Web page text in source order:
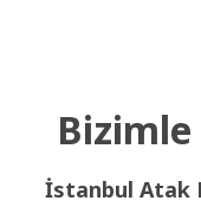
İstanbul Atak